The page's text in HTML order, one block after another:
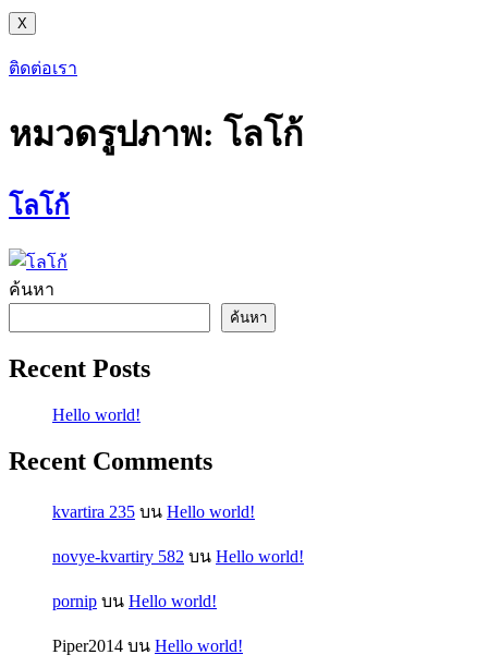
X
ติดต่อเรา
หมวดรูปภาพ: โลโก้
โลโก้
ค้นหา
ค้นหา
Recent Posts
Hello world!
Recent Comments
kvartira 235 บน Hello world!
novye-kvartiry 582 บน Hello world!
pornip บน Hello world!
Piper2014 บน Hello world!